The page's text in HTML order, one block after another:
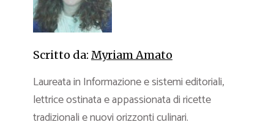
Scritto da: Myriam Amato
Laureata in Informazione e sistemi editoriali,
lettrice ostinata e appassionata di ricette
tradizionali e nuovi orizzonti culinari.